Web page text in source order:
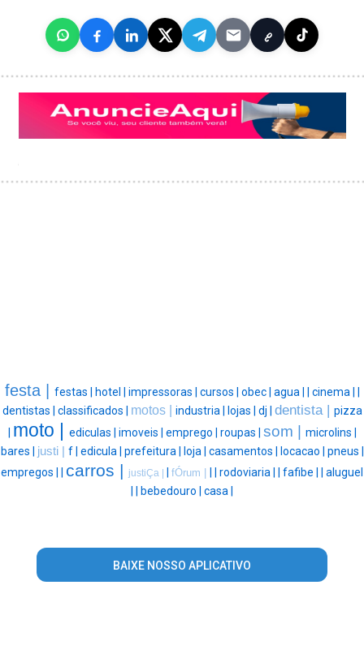
festa | festas | hotel | impressoras | cursos | obec | agua | | cinema | |
dentistas | classificados | motos | industria | lojas | dj | dentista | pizza
| moto | ediculas | imoveis | emprego | roupas | som | microlins |
bares | justi | f | edicula | prefeitura | loja | casamentos | locacao | pneus |
empregos | | carros | justiÇa | | fÓrum | | | rodoviaria | | fafibe | | aluguel
| | bebedouro | casa |
BAIXE NOSSO APLICATIVO